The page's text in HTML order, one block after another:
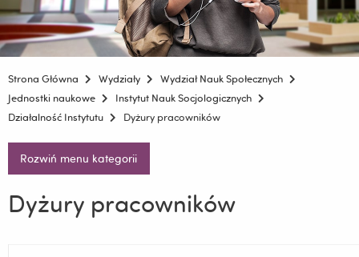
Strona Główna Wydziały
Wydział Nauk Społecznych
Jednostki naukowe
Instytut Nauk Socjologicznych
Działalność Instytutu
Dyżury pracowników
Rozwiń menu kategorii
Dyżury pracowników